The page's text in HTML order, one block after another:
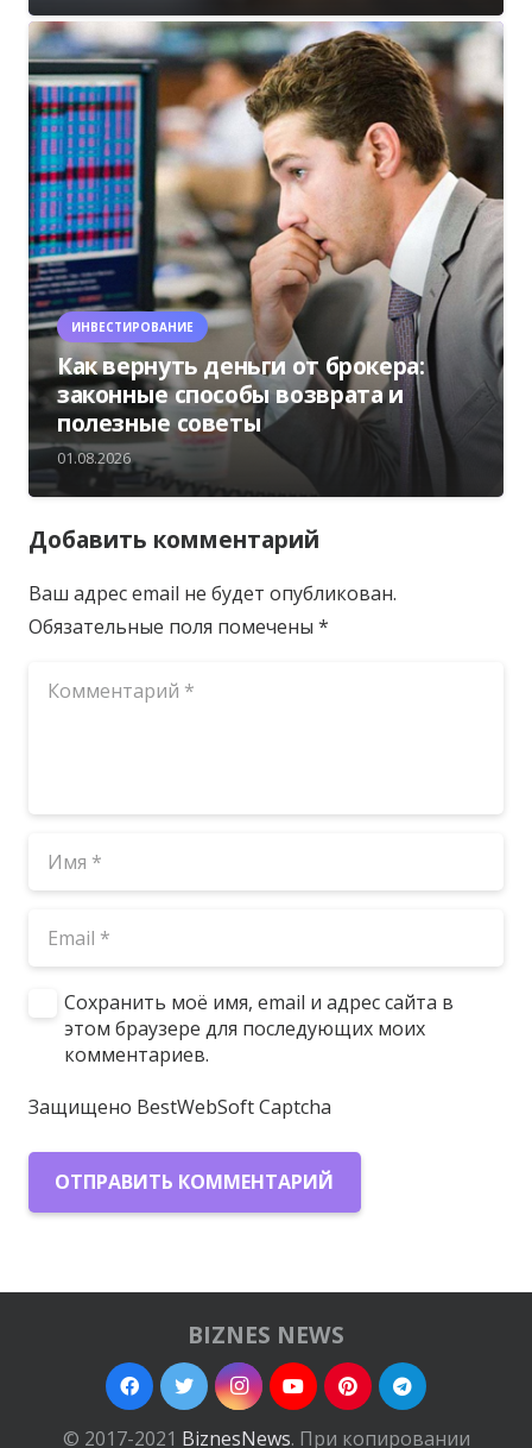
ИНВЕСТИРОВАНИЕ
Как вернуть деньги от брокера:
законные способы возврата и
полезные советы
01.08.2026
Добавить комментарий
Ваш адрес email не будет опубликован.
Обязательные поля помечены *
Сохранить моё имя, email и адрес сайта в
этом браузере для последующих моих
комментариев.
Защищено BestWebSoft Captcha
ОТПРАВИТЬ КОММЕНТАРИЙ
BIZNES NEWS
© 2017-2021 BiznesNews. При копировании